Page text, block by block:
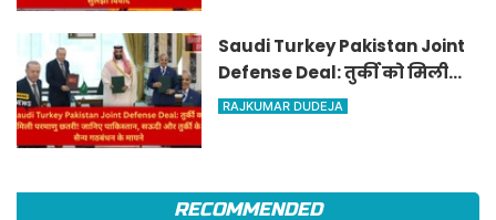
Saudi Turkey Pakistan Joint
Defense Deal: तुर्की को मिली
परमाणु छतरी! जानिए पाकिस्तान,
RAJKUMAR DUDEJA
RECOMMENDED